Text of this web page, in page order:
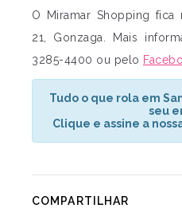
O Miramar Shopping fica
21, Gonzaga. Mais
3285-4400 ou pelo
Tudo o que rola em
seu
Clique e assine a
COMPARTILHAR